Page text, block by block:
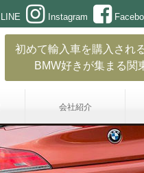
LINE Instagram
初めて輸入車を購入され
BMW好きが集まる関
会社紹介